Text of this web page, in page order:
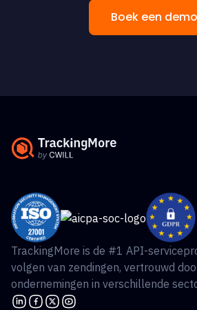
Boek een demo
TrackingMore is de #1 API-
volgen van zendingen, vertrouwd
ondernemingen in verschillende